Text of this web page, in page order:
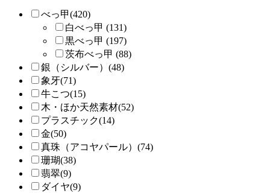
べっ甲(420)
白べっ甲 (131)
黒べっ甲 (197)
茨布べっ甲 (88)
銀（シルバー）(48)
象牙(71)
牛こつ(15)
木・ほか天然素材(52)
プラスチック(14)
金(50)
真珠（アコヤパール）(74)
珊瑚(38)
翡翠(9)
ダイヤ(9)